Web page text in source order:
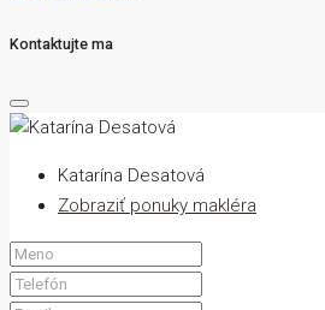
Kontaktujte ma
Katarína Desatová
Zobraziť ponuky makléra